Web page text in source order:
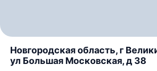
Новгородская область, г
ул Большая Московская, д 38